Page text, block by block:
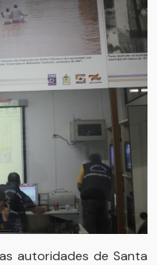
autoridades de Santa